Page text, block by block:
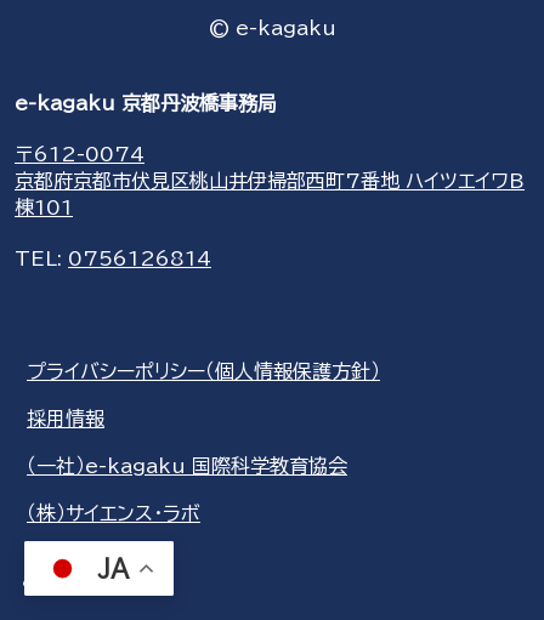
© e-kagaku
e-kagaku 京都丹波橋事務局
〒612-0074
京都府京都市伏見区桃山井伊掃部西町7番地 ハイツエイワB
棟101
TEL: 0756126814
プライバシーポリシー（個人情報保護方針）
採用情報
（一社）e-kagaku 国際科学教育協会
（株）サイエンス・ラボ
share
JA